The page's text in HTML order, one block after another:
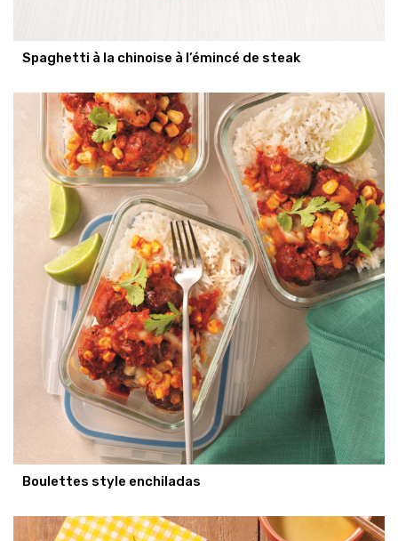
Spaghetti à la chinoise à l’émincé de steak
Boulettes style enchiladas